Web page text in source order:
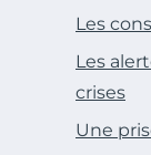
Les
Les
crises
Une